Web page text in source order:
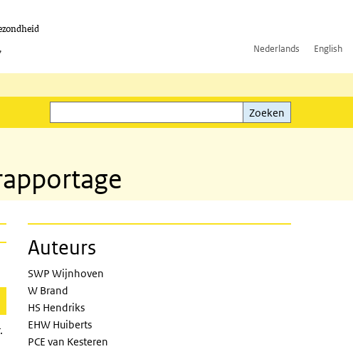
Nederlands English
Zoeken
Zoeken
Auteurs
SWP Wijnhoven
W Brand
HS Hendriks
EHW Huiberts
PCE van Kesteren